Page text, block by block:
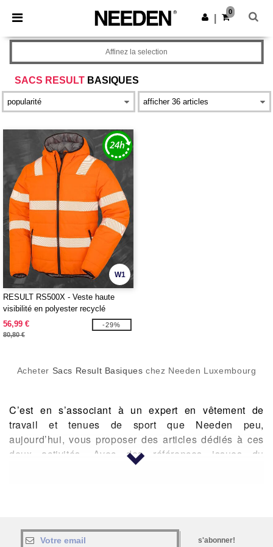
× Appli Needen
Meilleurs prix sur l’app !
Obtenir l'appli
0
SACS RESULT BASIQUES
Affinez la selection
W1
RESULT RS500X - Veste haute
visibilité en polyester recyclé
56,99 €
80,80 €
-29%
Acheter Sacs Result Basiques chez Needen Luxembourg
C’est en s’associant à un expert en vêtement de
travail et tenues de sport que Needen peu,
aujourd’hui, vous proposer des articles dédiés à ces
deux activités. Avec des références issues du
catalogue Result, vous allez enfin pouvoir faire votre
DES ÉQUIPEMENTS POUR LE TRAVAIL
s'abonner!